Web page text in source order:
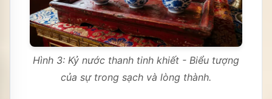
Hình 3: Kỷ nước thanh tinh khiết - Biểu tượng
của sự trong sạch và lòng thành.